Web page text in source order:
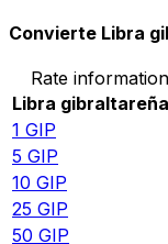
Convierte Libra
Rate
Libra gibraltareña
1 GIP
5 GIP
10 GIP
25 GIP
50 GIP